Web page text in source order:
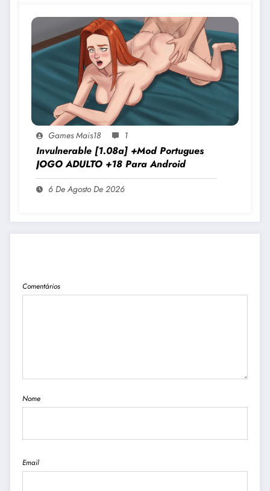
Games Mais18 1
Invulnerable [1.08a] +Mod Portugues
JOGO ADULTO +18 Para Android
6 De Agosto De 2026
Comentários
Nome
Email